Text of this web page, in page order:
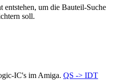
um die Bauteil-Suche
soll.
IC's im Amiga. QS -> IDT